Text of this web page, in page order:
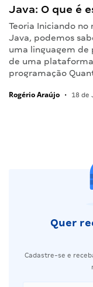
Java: O que é
Teoria Iniciando no
Java, podemos
uma linguagem de
de uma
programação
Rogério Araújo • 18 de
Quer
Cadastre-se e